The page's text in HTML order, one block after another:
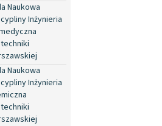
Naukowa
Inżynieria
Naukowa
Inżynieria